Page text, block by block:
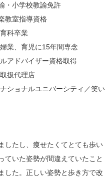
・小学校教諭免許
教室指導資格
科卒業
業、育児に15年間専念
アドバイザー資格取得
扱代理店
ショナルユニバーシティ／笑い
したし、痩せたくてとても歩い
ていた姿勢が間違えていたこと
した。正しい姿勢と歩き方で改